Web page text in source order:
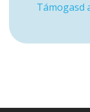
Támogasd